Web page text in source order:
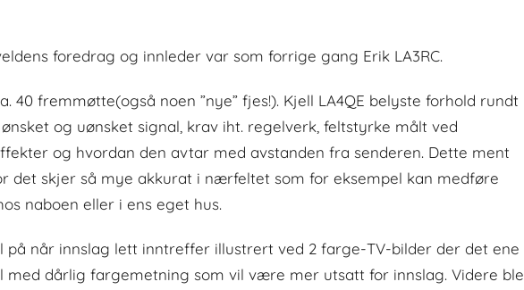
foredrag og innleder var som forrige gang Erik LA3RC.
40 fremmøtte(også noen ”nye” fjes!). Kjell LA4QE belyste forhold rundt
og uønsket signal, krav iht. regelverk, feltstyrke målt ved
og hvordan den avtar med avstanden fra senderen. Dette ment
det skjer så mye akkurat i nærfeltet som for eksempel kan medføre
naboen eller i ens eget hus.
på når innslag lett inntreffer illustrert ved 2 farge-TV-bilder der det ene
med dårlig fargemetning som vil være mer utsatt for innslag. Videre ble